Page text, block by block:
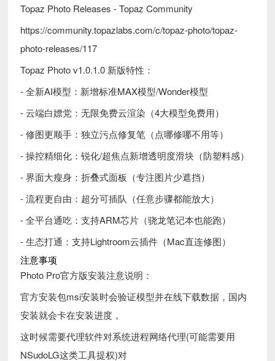
Topaz Photo Releases - Topaz Community
https://community.topazlabs.com/c/topaz-photo/topaz-
photo-releases/117
Topaz Photo v1.0.1.0 新版特性：
- 全新AI模型：新增标准MAX模型/Wonder模型
- 云端白嫖党：无限免费云渲染（4大模型免费用）
- 修图更顺手：独立污点修复笔（点哪修哪不用等）
- 操控精细化：锐化/超焦点新增透明度滑块（防塑料感）
- 界面大瘦身：折叠式面板（专注图片少遮挡）
- 流程更自由：超分可插队（任意步骤都能放大）
- 全平台通吃：支持ARM芯片（骁龙笔记本也能跑）
- 生态打通：支持Lightroom云插件（Mac直连修图）
注意事项
Photo Pro官方版安装注意说明：
官方安装包msi安装时会验证模型并在线下载数据，国内
安装就会卡在安装进度，
这时候需要代理软件对系统进程网络代理(可能需要用
NSudoLG这类工具提权)对